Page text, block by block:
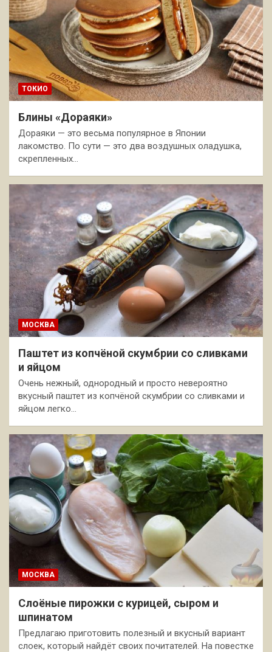
ТОКИО
Блины «Дораяки»
Дораяки — это весьма популярное в Японии
лакомство. По сути — это два воздушных оладушка,
скрепленных…
МОСКВА
Паштет из копчёной скумбрии со сливками
и яйцом
Очень нежный, однородный и просто невероятно
вкусный паштет из копчёной скумбрии со сливками и
яйцом легко…
МОСКВА
Слоёные пирожки с курицей, сыром и
шпинатом
Предлагаю приготовить полезный и вкусный вариант
слоек, который найдёт своих почитателей. На повестке